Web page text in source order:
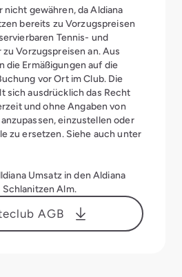
nicht gewähren, da Aldiana
bereits zu Vorzugspreisen
Tennis- und
Vorzugspreisen an. Aus
die Ermäßigungen auf die
vor Ort im Club. Die
sich ausdrücklich das Recht
und ohne Angaben von
einzustellen oder
zu ersetzen. Siehe auch unter
Umsatz in den Aldiana
Schlanitzen Alm.
AGB